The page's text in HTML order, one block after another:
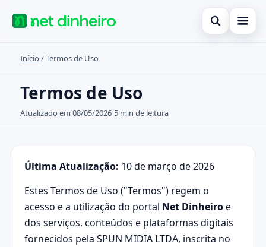
Abrir busca
Início
Cartões de crédito
Finanças
Legal
Buscar no site
Início /Termos de Uso
Termos de Uso
Atualizado em 08/05/2026 5 min de leitura
Última Atualização: 10 de março de 2026
Estes Termos de Uso ("Termos") regem o
acesso e a utilização do portal Net Dinheiroe
dos serviços, conteúdos e plataformas digitais
fornecidos pela SPUN MIDIA LTDA, inscrita no